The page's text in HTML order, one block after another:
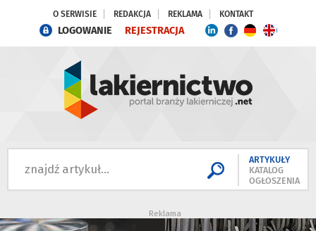
O SERWISIE REDAKCJA REKLAMA KONTAKT
LOGOWANIE REJESTRACJA
ARTYKUŁY
KATALOG
OGŁOSZENIA
Reklama